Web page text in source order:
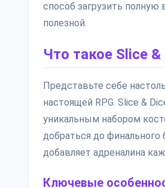
способ загрузить
полезной.
Что такое Slice
Представьте себе
настоящей RPG. Slice &
уникальным набором
добраться до финального
добавляет адреналина
Ключевые